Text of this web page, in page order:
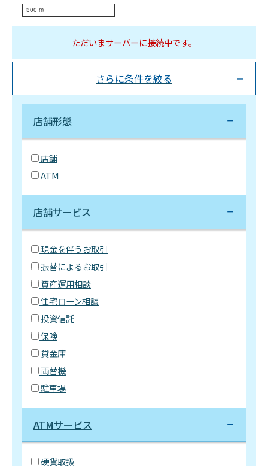
300 m
ただいまサーバーに接続中です。
さらに条件を絞る
店舗形態
店舗
ATM
店舗サービス
現金を伴うお取引
振替によるお取引
資産運用相談
住宅ローン相談
投資信託
保険
貸金庫
両替機
駐車場
ATMサービス
硬貨取扱